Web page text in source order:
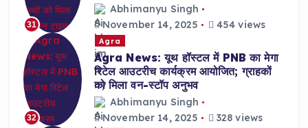
31
Abhimanyu Singh
November 14, 2025
454 views
32
Agra
Agra News: यूथ हॉस्टल में PNB का मेगा
रिटेल आउटरीच कार्यक्रम आयोजित; ग्राहकों
को मिला वन-स्टॉप अनुभव
Abhimanyu Singh
November 14, 2025
328 views